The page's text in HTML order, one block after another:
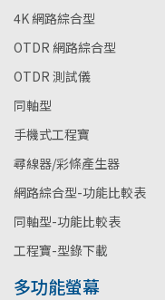
4K 網路綜合型
OTDR 網路綜合型
OTDR 測試儀
同軸型
手機式工程寶
尋線器/彩條產生器
網路綜合型-功能比較表
同軸型-功能比較表
工程寶-型錄下載
多功能螢幕